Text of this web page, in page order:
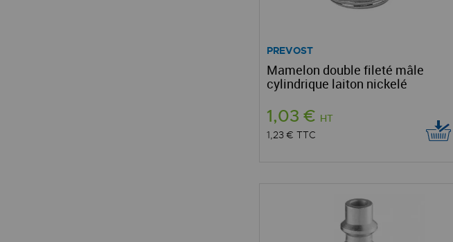
PREVOST
Mamelon double fileté mâle
cylindrique laiton nickelé
1,03 € HT
1,23 € TTC